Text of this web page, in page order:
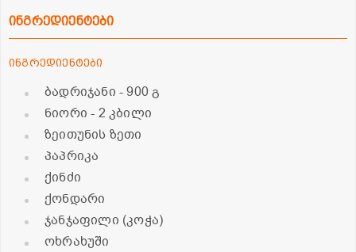
ინგრედიენტები
ინგრედიენტები
ბადრიჯანი - 900 გ
ნიორი- 2 კბილი
ზეითუნის ზეთი
პაპრიკა
ქინძი
ქონდარი
ჯანჯაფილი (კოჭა)
ოხრახუში